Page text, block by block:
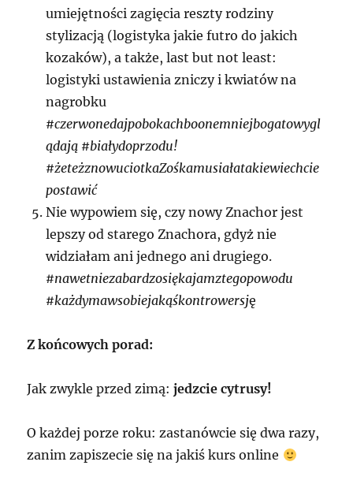
umiejętności zagięcia reszty rodziny
stylizacją (logistyka jakie futro do jakich
kozaków), a także, last but not least:
logistyki ustawienia zniczy i kwiatów na
nagrobku
#czerwonedajpobokachboonemniejbogatowygl
ądają #białydoprzodu!
#żeteżznowuciotkaZośkamusiałatakiewiechcie
postawić
Nie wypowiem się, czy nowy Znachor jest
lepszy od starego Znachora, gdyż nie
widziałam ani jednego ani drugiego.
#nawetniezabardzosiękajamztegopowodu
#każdymawsobiejakąśkontrowersję
Z końcowych porad:
Jak zwykle przed zimą: jedzcie cytrusy!
O każdej porze roku: zastanówcie się dwa razy,
zanim zapiszecie się na jakiś kurs online